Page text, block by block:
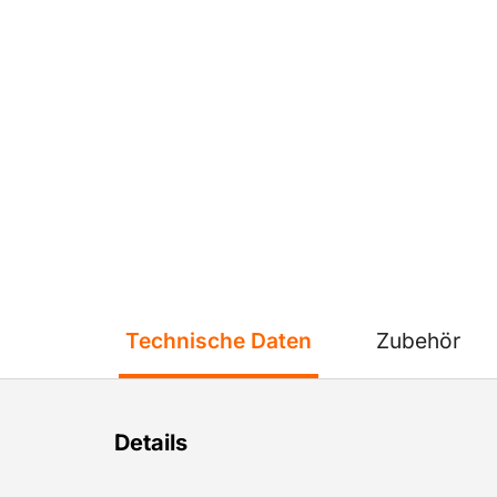
Technische Daten
Details
Zubehör